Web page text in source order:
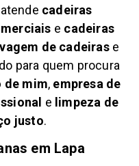
atende cadeiras
e cadeiras
de cadeirase
para quem procura
de mim, empresa de
e limpeza de
justo.
em Lapa